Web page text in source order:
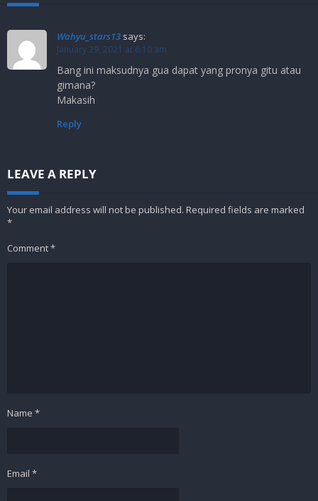
Wahyu_stars13 says:
January 29, 2021 at 6:10 am
Bang ini maksudnya gua dapat yang pronya gitu atau
gimana?
Makasih
Reply
LEAVE A REPLY
Your email address will not be published. Required fields are marked
*
Comment*
Name *
Email *